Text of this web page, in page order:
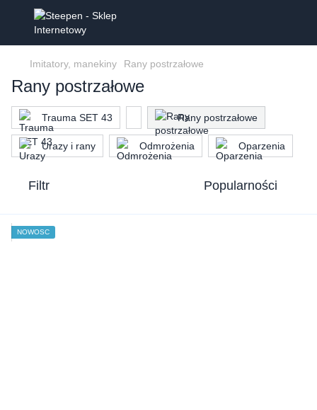
Imitatory, manekiny Rany postrzałowe
Rany postrzałowe
Trauma SET 43 Rany postrzałowe
Urazy i rany Odmrożenia Oparzenia
Filtr Popularności
NOWOŚĆ